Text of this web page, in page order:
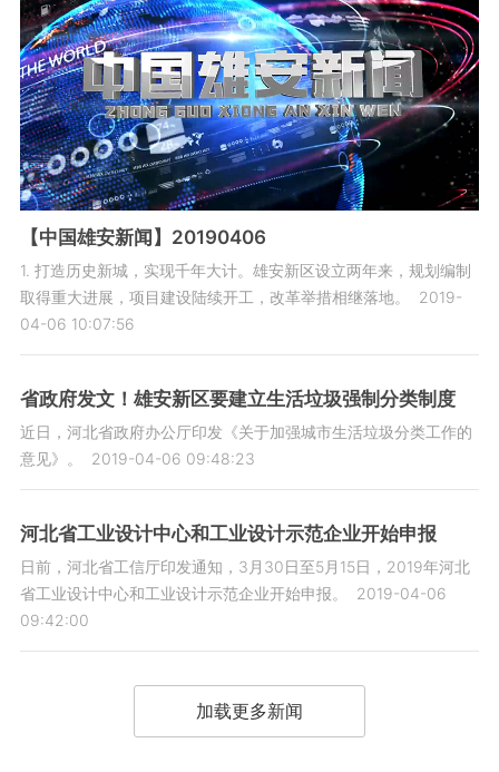
【中国雄安新闻】20190406
1. 打造历史新城，实现千年大计。雄安新区设立两年来，规划编制
取得重大进展，项目建设陆续开工，改革举措相继落地。
2019-
04-06 10:07:56
省政府发文！雄安新区要建立生活垃圾强制分类制度
近日，河北省政府办公厅印发《关于加强城市生活垃圾分类工作的
意见》。
2019-04-06 09:48:23
河北省工业设计中心和工业设计示范企业开始申报
日前，河北省工信厅印发通知，3月30日至5月15日，2019年河北
省工业设计中心和工业设计示范企业开始申报。
2019-04-06
09:42:00
加载更多新闻